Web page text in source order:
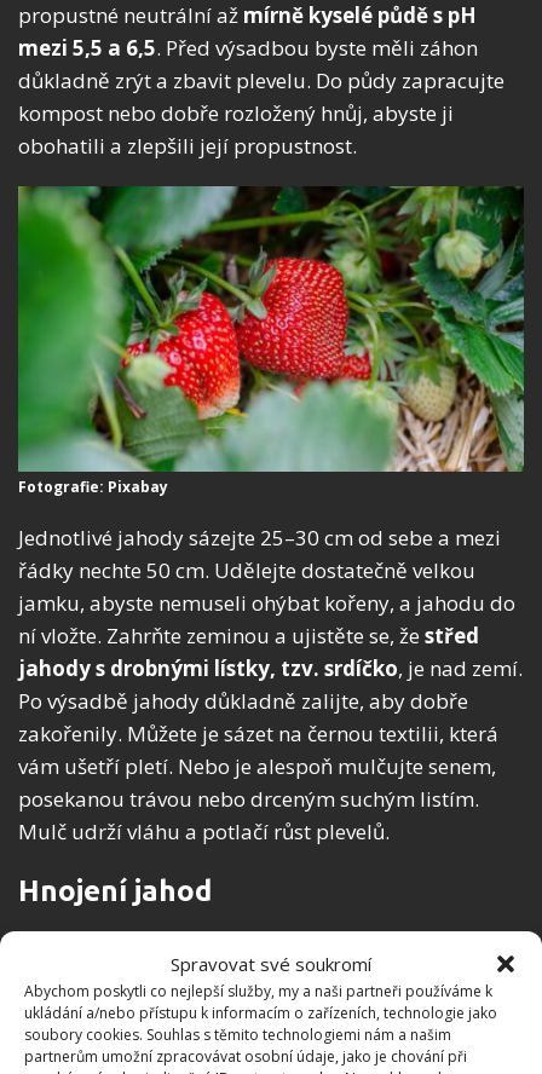
Spravovat své soukromí
Abychom poskytli co nejlepší služby, my a naši partneři používáme k
ukládání a/nebo přístupu k informacím o zařízeních, technologie jako
soubory cookies. Souhlas s těmito technologiemi nám a našim
partnerům umožní zpracovávat osobní údaje, jako je chování při
propustné neutrální až mírně kyselé půdě s pH
mezi 5,5 a 6,5. Před výsadbou byste měli záhon
důkladně zrýt a zbavit plevelu. Do půdy zapracujte
kompost nebo dobře rozložený hnůj, abyste ji
obohatili a zlepšili její propustnost.
Fotografie: Pixabay
Jednotlivé jahody sázejte 25–30 cm od sebe a mezi
řádky nechte 50 cm. Udělejte dostatečně velkou
jamku, abyste nemuseli ohýbat kořeny, a jahodu do
ní vložte. Zahrňte zeminou a ujistěte se, že střed
jahody s drobnými lístky, tzv. srdíčko, je nad zemí.
Po výsadbě jahody důkladně zalijte, aby dobře
zakořenily. Můžete je sázet na černou textilii, která
vám ušetří pletí. Nebo je alespoň mulčujte senem,
posekanou trávou nebo drceným suchým listím.
Mulč udrží vláhu a potlačí růst plevelů.
Hnojení jahod
hnojivo, které podpoří růst zelených částí. Jakmile
jahody začnou kvést,vyberte hnojivo podporující
kvetení a plod. Jahody potřebují bohatou zálivku.